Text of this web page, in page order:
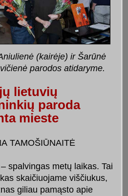
(kairėje) ir Šarūnė
parodos atidaryme.
lietuvių
paroda
mieste
TAMOŠIŪNAITĖ
spalvingas metų laikas. Tai
skaičiuojame viščiukus,
giliau pamąsto apie